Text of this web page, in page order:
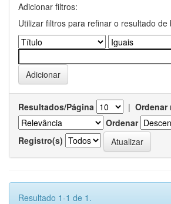
Adicionar filtros:
Utilizar filtros para refinar o resultado de
Resultados/Página |
Ordenar
Registro(s)
Resultado 1-1 de 1.